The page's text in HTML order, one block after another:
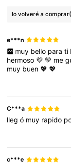
lo volveré a comprar
e***n
muy bello para ti
hermoso 💜💚 me
muy buen💖💖
C***a
llegó muy rapido
c***e